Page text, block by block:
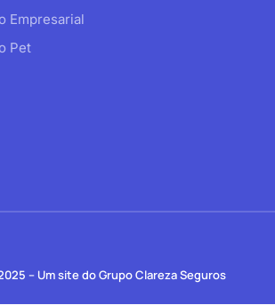
Empresarial
Pet
– Um site do Grupo Clareza Seguros